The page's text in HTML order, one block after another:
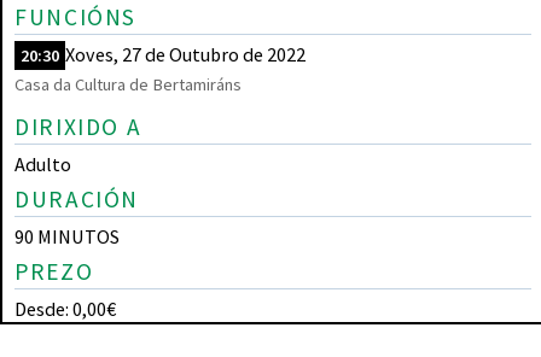
FUNCIÓNS
Xoves, 27 de Outubro de 2022
20:30
Casa da Cultura de Bertamiráns
DIRIXIDO A
Adulto
DURACIÓN
90 MINUTOS
PREZO
Desde: 0,00€